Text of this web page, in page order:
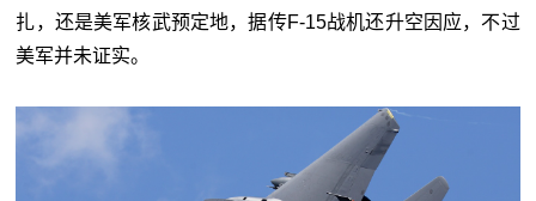
扎，还是美军核武预定地，据传F-15战机还升空因应，不过
美军并未证实。